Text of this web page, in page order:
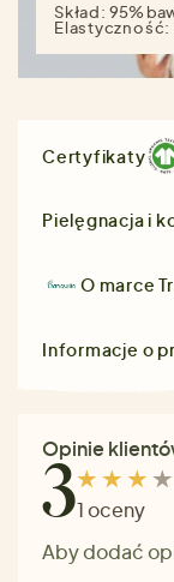
Skład:95%
Elastyczność:
Certyfikaty
Pielęgnacja i
O marce
Informacje o
Opinie
31 oceny
Aby dodać